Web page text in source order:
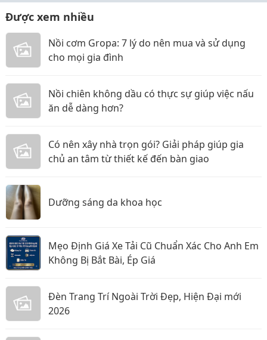
Được xem nhiều
Nồi cơm Gropa: 7 lý do nên mua và sử dụng
cho mọi gia đình
Nồi chiên không dầu có thực sự giúp việc nấu
ăn dễ dàng hơn?
Có nên xây nhà trọn gói? Giải pháp giúp gia
chủ an tâm từ thiết kế đến bàn giao
Dưỡng sáng da khoa học
Mẹo Định Giá Xe Tải Cũ Chuẩn Xác Cho Anh Em
Không Bị Bắt Bài, Ép Giá
Đèn Trang Trí Ngoài Trời Đẹp, Hiện Đại mới
2026